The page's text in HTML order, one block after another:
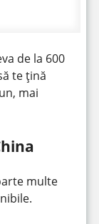
de la 600
te țină
mai
multe